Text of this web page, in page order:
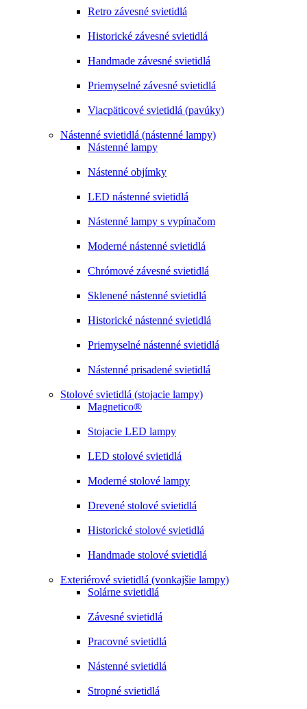
Retro závesné svietidlá
Historické závesné svietidlá
Handmade závesné svietidlá
Priemyselné závesné svietidlá
Viacpäticové svietidlá (pavúky)
Nástenné svietidlá (nástenné lampy)
Nástenné lampy
Nástenné objímky
LED nástenné svietidlá
Nástenné lampy s vypínačom
Moderné nástenné svietidlá
Chrómové závesné svietidlá
Sklenené nástenné svietidlá
Historické nástenné svietidlá
Priemyselné nástenné svietidlá
Nástenné prisadené svietidlá
Stolové svietidlá (stojacie lampy)
Magnetico®
Stojacie LED lampy
LED stolové svietidlá
Moderné stolové lampy
Drevené stolové svietidlá
Historické stolové svietidlá
Handmade stolové svietidlá
Exteriérové svietidlá (vonkajšie lampy)
Solárne svietidlá
Závesné svietidlá
Pracovné svietidlá
Nástenné svietidlá
Stropné svietidlá